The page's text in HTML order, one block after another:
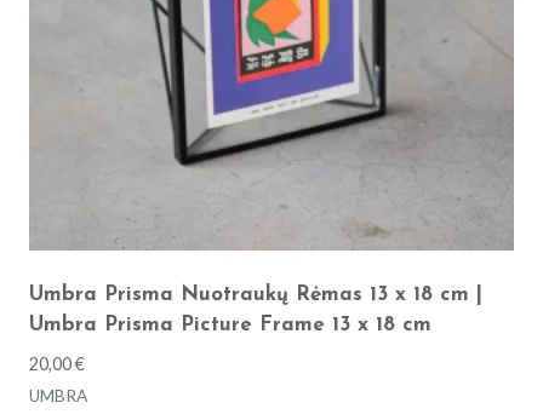
Umbra Prisma Nuotraukų Rėmas 13 x 18 cm |
Umbra Prisma Picture Frame 13 x 18 cm
20,00€
UMBRA